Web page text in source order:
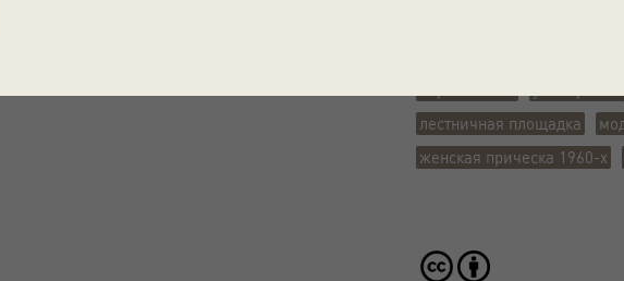
лестничная площадка
женская прическа 1960-х